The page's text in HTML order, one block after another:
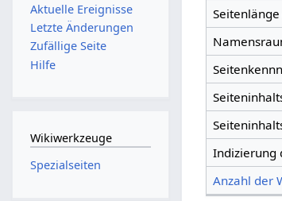
Indizierung
Anzahl der
Aktuelle Ereignisse
Letzte Änderungen
Zufällige Seite
Hilfe
Wikiwerkzeuge
Spezialseiten